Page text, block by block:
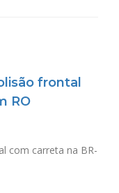
frontal
RO
com carreta na BR-